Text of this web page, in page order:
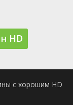
HD
с хорошим HD